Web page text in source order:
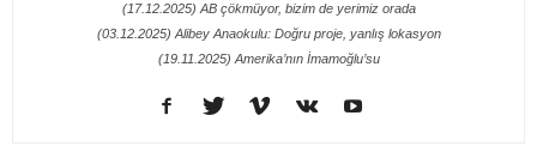
(17.12.2025) AB çökmüyor, bizim de yerimiz orada
(03.12.2025) Alibey Anaokulu: Doğru proje, yanlış lokasyon
(19.11.2025) Amerika’nın İmamoğlu’su